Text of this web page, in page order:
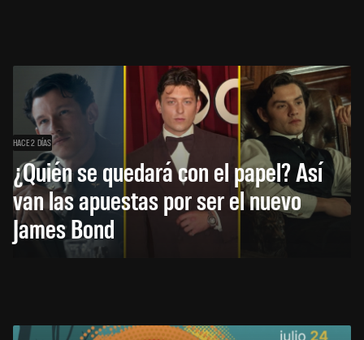
HACE 2 DÍAS
¿Quién se quedará con el papel? Así
van las apuestas por ser el nuevo
James Bond